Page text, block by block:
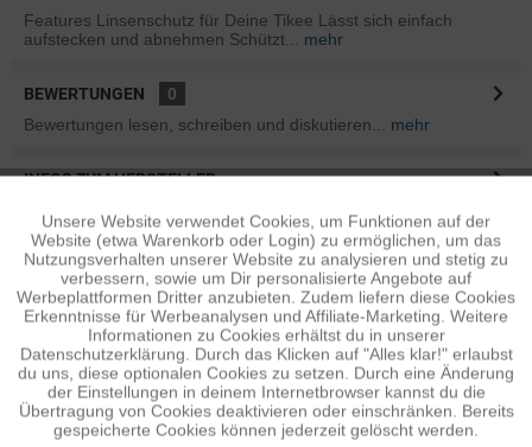
Features Linsenschutz für Deine Tikee Lässt sich einfach
aufstecken und abnehmen Schützt...
mehr
BEWERTUNGEN
0
Bewertungen lesen, schreiben und diskutieren...
mehr
INFOS ZUM HERSTELLER
ÄHNLICHE ARTIKEL
Diese Artikel sind dem Produkt ähnlich ...mehr
Persönliche Empfehlungen
Funktionale Aktiv
Tracking Inaktiv
Personalisierung Inaktiv
Service Inaktiv
Unsere Website verwendet Cookies, um Funktionen auf der
Website (etwa Warenkorb oder Login) zu ermöglichen, um das
Nutzungsverhalten unserer Website zu analysieren und stetig zu
verbessern, sowie um Dir personalisierte Angebote auf
Werbeplattformen Dritter anzubieten. Zudem liefern diese Cookies
Erkenntnisse für Werbeanalysen und Affiliate-Marketing. Weitere
Informationen zu Cookies erhältst du in unserer
Datenschutzerklärung. Durch das Klicken auf "Alles klar!" erlaubst
du uns, diese optionalen Cookies zu setzen. Durch eine Änderung
der Einstellungen in deinem Internetbrowser kannst du die
Übertragung von Cookies deaktivieren oder einschränken. Bereits
gespeicherte Cookies können jederzeit gelöscht werden.